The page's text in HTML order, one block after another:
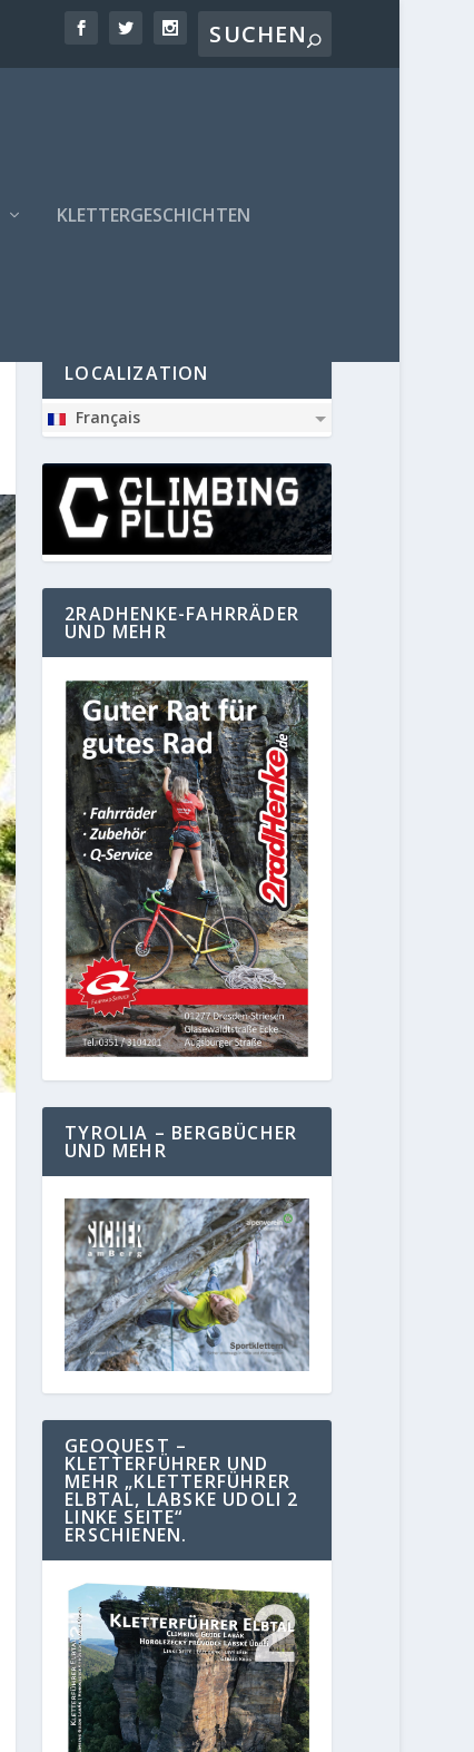
KLETTERGESCHICHTEN
LOCALIZATION
Français
2RADHENKE-FAHRRÄDER
UND MEHR
TYROLIA – BERGBÜCHER
UND MEHR
GEOQUEST –
KLETTERFÜHRER UND
MEHR „KLETTERFÜHRER
ELBTAL, LABSKE UDOLI 2
LINKE SEITE“
ERSCHIENEN.